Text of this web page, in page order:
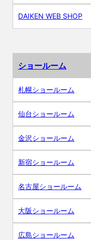
DAIKEN WEB SHOP
ショールーム
札幌ショールーム
仙台ショールーム
金沢ショールーム
新宿ショールーム
名古屋ショールーム
大阪ショールーム
広島ショールーム